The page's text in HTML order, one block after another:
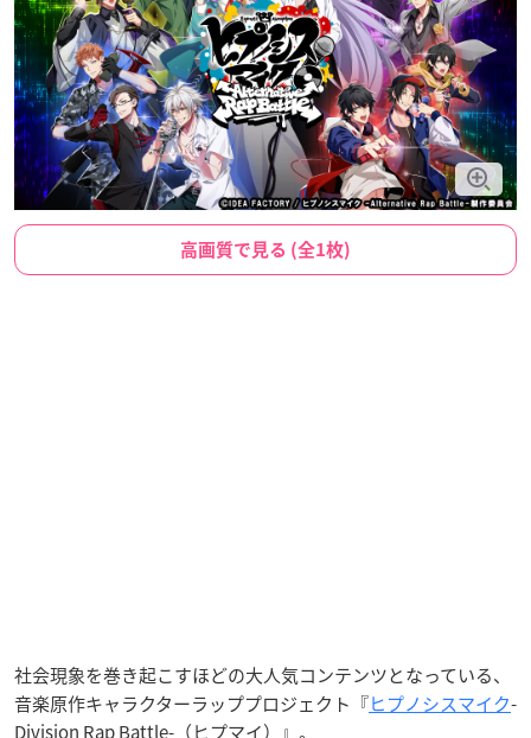
高画質で見る (全1枚)
社会現象を巻き起こすほどの大人気コンテンツとなっている、
音楽原作キャラクターラッププロジェクト『ヒプノシスマイク-
Division Rap Battle-（ヒプマイ）』。